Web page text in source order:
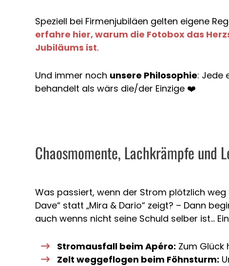
Speziell bei Firmenjubiläen gelten eigene
erfahre hier, warum die Fotobox das
Jubiläums ist.
Und immer noch unsere Philosophie: Jede
behandelt als wärs die/der Einzige ❤️
Chaosmomente, Lachkrämpfe
Was passiert, wenn der Strom plötzlich weg
Dave“ statt „Mira & Dario“ zeigt? – Dann
auch wenns nicht seine Schuld selber ist…
Stromausfall beim Apéro: Zum Glück
Zelt weggeflogen beim Föhnsturm: